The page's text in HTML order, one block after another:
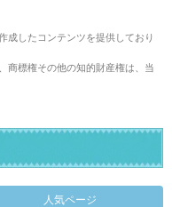
成したコンテンツを提供しており
商標権その他の知的財産権は、当
人気ページ